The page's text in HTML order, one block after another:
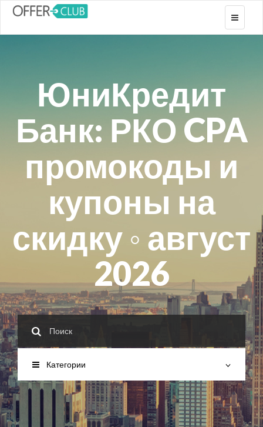
Toggle
ЮниКредит
Банк: РКО CPA
промокоды и
купоны на
скидку ◦ август
2026
Категории